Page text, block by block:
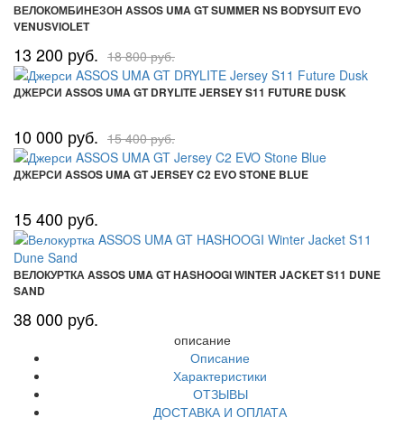
ВЕЛОКОМБИНЕЗОН ASSOS UMA GT SUMMER NS BODYSUIT EVO
VENUSVIOLET
13 200 руб. 18 800 руб.
ДЖЕРСИ ASSOS UMA GT DRYLITE JERSEY S11 FUTURE DUSK
10 000 руб. 15 400 руб.
ДЖЕРСИ ASSOS UMA GT JERSEY C2 EVO STONE BLUE
15 400 руб.
ВЕЛОКУРТКА ASSOS UMA GT HASHOOGI WINTER JACKET S11 DUNE
SAND
38 000 руб.
описание
Описание
Характеристики
ОТЗЫВЫ
ДОСТАВКА И ОПЛАТА